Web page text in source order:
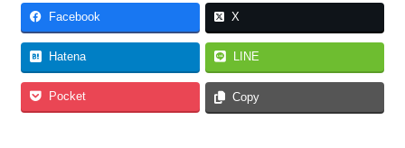
Facebook X
Hatena LINE
Pocket Copy